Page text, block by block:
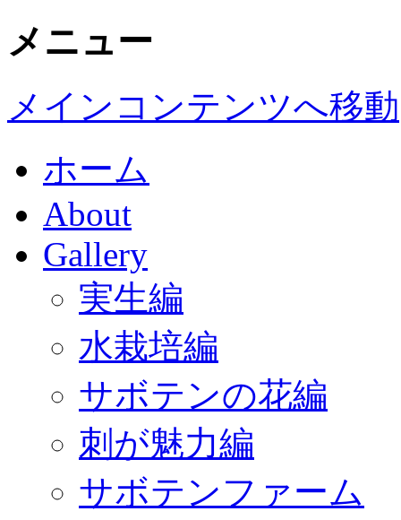
メニュー
メインコンテンツへ移動
ホーム
About
Gallery
実生編
水栽培編
サボテンの花編
刺が魅力編
サボテンファーム